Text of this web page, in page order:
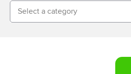
Select a category